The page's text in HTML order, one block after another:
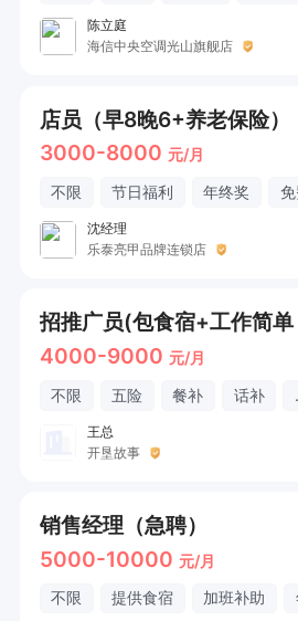
陈立庭
海信中央空调光山旗舰店
店员（早8晚6+养老保险）
3000-8000 元/月
不限 节日福利 年终奖
沈经理
乐泰亮甲品牌连锁店
4000-9000 元/月
不限 五险 餐补 话补
王总
开垦故事
销售经理（急聘）
5000-10000 元/月
不限 提供食宿 加班补助